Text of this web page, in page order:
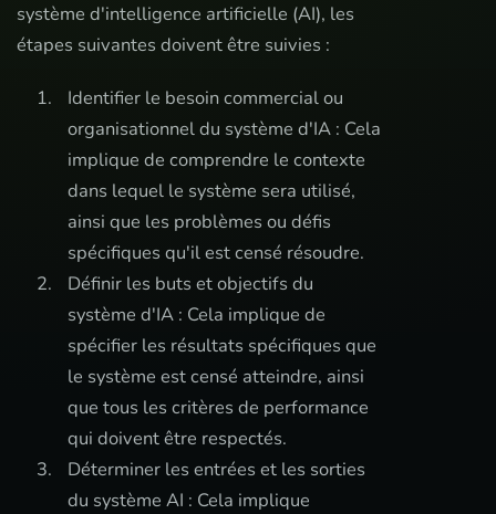
système d'intelligence artificielle (AI), les
étapes suivantes doivent être suivies :
Identifier le besoin commercial ou
organisationnel du système d'IA : Cela
implique de comprendre le contexte
dans lequel le système sera utilisé,
ainsi que les problèmes ou défis
spécifiques qu'il est censé résoudre.
Définir les buts et objectifs du
système d'IA : Cela implique de
spécifier les résultats spécifiques que
le système est censé atteindre, ainsi
que tous les critères de performance
qui doivent être respectés.
Déterminer les entrées et les sorties
du système AI : Cela implique